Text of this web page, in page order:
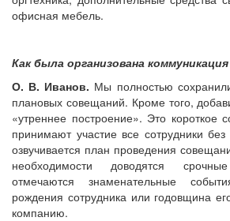
офисная мебель.
Как была организована
О. В. Иванов. Мы полностью
плановых совещаний. Кроме того,
«утреннее построение». Это короткое
принимают участие все сотрудники
озвучивается план проведения
необходимости доводятся
отмечаются знаменательные
рождения сотрудника или годовщина
компанию.